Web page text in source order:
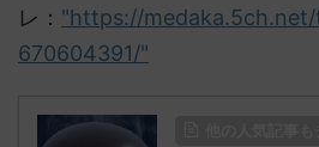
レ： "https://
670604391/"